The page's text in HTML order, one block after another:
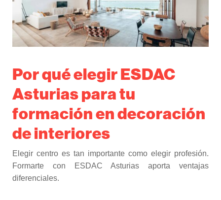
Por qué elegir ESDAC
Asturias para tu
formación en decoración
de interiores
Elegir centro es tan importante como elegir profesión.
Formarte con ESDAC Asturias aporta ventajas
diferenciales.